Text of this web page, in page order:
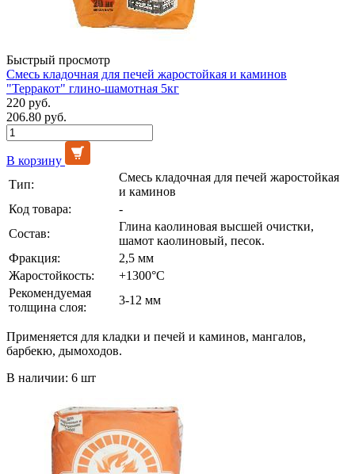
Быстрый просмотр
Смесь кладочная для печей жаростойкая и каминов
"Терракот" глино-шамотная 5кг
220 руб.
206.80 руб.
В корзину
Тип:
Смесь кладочная для печей жаростойкая
и каминов
Код товара:
-
Состав:
Глина каолиновая высшей очистки,
шамот каолиновый, песок.
Фракция:
2,5 мм
Жаростойкость:
+1300°С
Рекомендуемая
толщина слоя:
3-12 мм
Применяется для кладки и печей и каминов, мангалов,
барбекю, дымоходов.
В наличии: 6 шт